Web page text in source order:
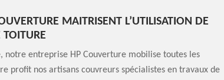
MAITRISENT L’UTILISATION DE
TOITURE
entreprise HP Couverture mobilise toutes les
profit nos artisans couvreurs spécialistes en travaux de